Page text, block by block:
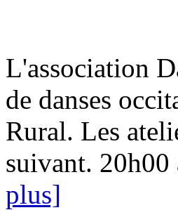
L'association
de danses
Rural. Les
suivant. 20h00
plus]